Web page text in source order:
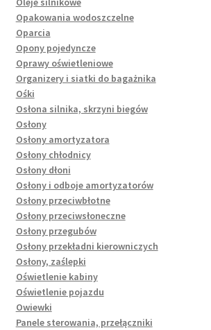
Opakowania wodoszczelne
Oparcia
Opony pojedyncze
Oprawy oświetleniowe
Organizery i siatki do bagażnika
Ośki
Osłona silnika, skrzyni biegów
Osłony
Osłony amortyzatora
Osłony chłodnicy
Osłony dłoni
Osłony i odboje amortyzatorów
Osłony przeciwbłotne
Osłony przeciwsłoneczne
Osłony przegubów
Osłony przekładni kierowniczych
Osłony, zaślepki
Oświetlenie kabiny
Oświetlenie pojazdu
Owiewki
Panele sterowania, przełączniki